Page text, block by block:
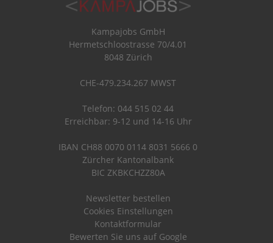
Kampajobs GmbH
Hermetschloostrasse 70/4.01
8048 Zürich
CHE-479.234.267 MWST
Telefon: 044 515 02 44
Erreichbar: 9-12 und 14-16 Uhr
IBAN CH88 0070 0114 8031 5666 0
Zürcher Kantonalbank
BIC ZKBKCHZZ80A
Newsletter bestellen
Cookies Einstellungen
Kontaktformular
Bewerten Sie uns auf Google